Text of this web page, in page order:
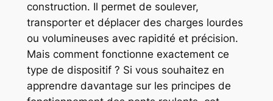
construction. Il permet de soulever,
transporter et déplacer des charges lourdes
ou volumineuses avec rapidité et précision.
Mais comment fonctionne exactement ce
type de dispositif ? Si vous souhaitez en
apprendre davantage sur les principes de